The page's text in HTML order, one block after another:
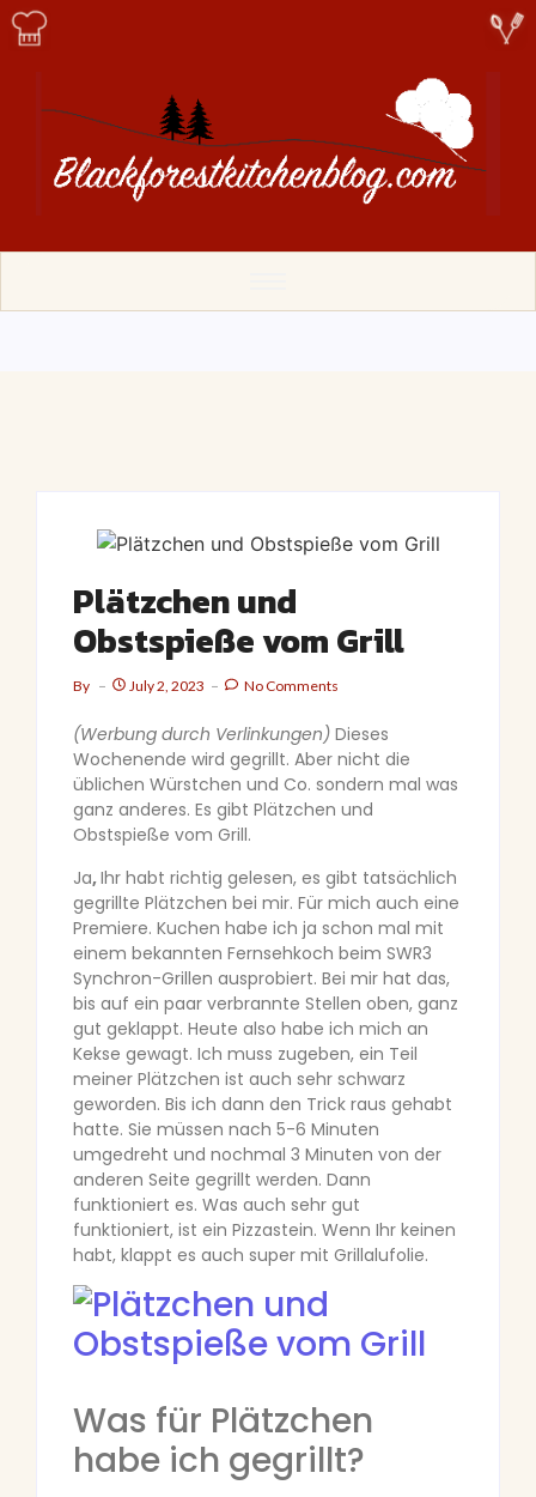
Plätzchen und
Obstspieße vom Grill
By July 2, 2023 No Comments
(Werbung durch Verlinkungen) Dieses
Wochenende wird gegrillt. Aber nicht die
üblichen Würstchen und Co. sondern mal was
ganz anderes. Es gibt Plätzchen und
Obstspieße vom Grill.
Ja,Ihr habt richtig gelesen, es gibt tatsächlich
gegrillte Plätzchen bei mir. Für mich auch eine
Premiere. Kuchen habe ich ja schon mal mit
einem bekannten Fernsehkoch beim SWR3
Synchron-Grillen ausprobiert. Bei mir hat das,
bis auf ein paar verbrannte Stellen oben, ganz
gut geklappt. Heute also habe ich mich an
Kekse gewagt. Ich muss zugeben, ein Teil
meiner Plätzchen ist auch sehr schwarz
geworden. Bis ich dann den Trick raus gehabt
hatte. Sie müssen nach 5-6 Minuten
umgedreht und nochmal 3 Minuten von der
anderen Seite gegrillt werden. Dann
funktioniert es. Was auch sehr gut
funktioniert, ist ein Pizzastein. Wenn Ihr keinen
habt, klappt es auch super mit Grillalufolie.
Was für Plätzchen
habe ich gegrillt?